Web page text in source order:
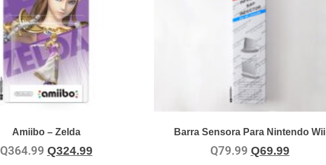
Amiibo – Zelda
Q364.99 Q324.99
Barra Sensora Para Nintendo Wii
Q79.99 Q69.99